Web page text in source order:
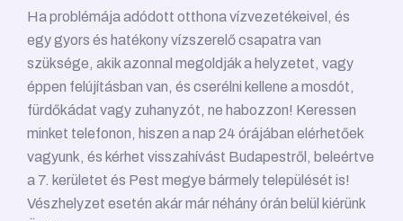
Ha problémája adódott otthona vízvezetékeivel, és
egy gyors és hatékony vízszerelő csapatra van
szüksége, akik azonnal megoldják a helyzetet, vagy
éppen felújításban van, és cserélni kellene a mosdót,
fürdőkádat vagy zuhanyzót, ne habozzon! Keressen
minket telefonon, hiszen a nap 24 órájában elérhetőek
vagyunk, és kérhet visszahívást Budapestről, beleértve
a 7. kerületet és Pest megye bármely települését is!
Vészhelyzet esetén akár már néhány órán belül kiérünk